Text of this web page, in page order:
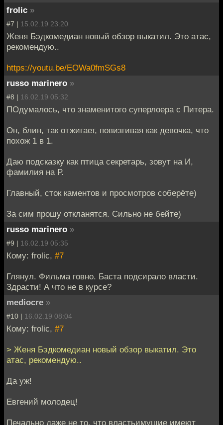
frolic »
#7 | 15.02.19 23:20
Женя Бэдкомедиан новый обзор выкатил. Это атас,
рекомендую..
https://youtu.be/EOWa0fmSGs8
russo marinero »
#8 | 16.02.19 05:32
ПОдумалось, что знаменитого суперлоера с Питера.
Он, блин, так отжигает, повизгивая как девочка, что
похож 1 в 1.
Даю подсказку как птица секретарь, зовут на И,
фамилия на Р.
Главный, сток каментов и просмотров соберёте)
За сим прошу откланятся. Сильно не бейте)
russo marinero »
#9 | 16.02.19 05:35
Кому: frolic, #7
Глянул. Фильма говно. Баста подсирало власти.
Здрасти! А что не в курсе?
mediocre »
#10 | 16.02.19 08:04
Кому: frolic, #7
> Женя Бэдкомедиан новый обзор выкатил. Это
атас, рекомендую..
Да уж!
Евгений молодец!
Печально даже не то, что властьимущие имеют